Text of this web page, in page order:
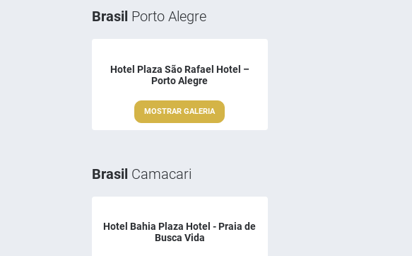
Brasil Porto Alegre
Hotel Plaza São Rafael Hotel –
Porto Alegre
MOSTRAR GALERIA
Brasil Camacari
Hotel Bahia Plaza Hotel - Praia de
Busca Vida